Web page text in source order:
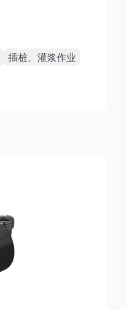
插桩、灌浆作业